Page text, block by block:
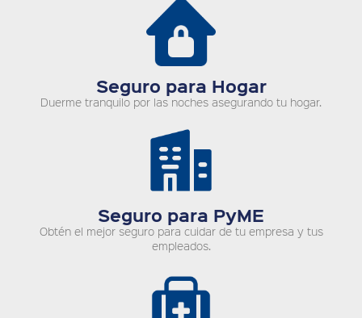
Seguro para Hogar
Duerme tranquilo por las noches asegurando tu hogar.
Seguro para PyME
Obtén el mejor seguro para cuidar de tu empresa y tus
empleados.